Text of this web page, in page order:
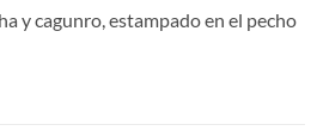
y cagunro, estampado en el pecho